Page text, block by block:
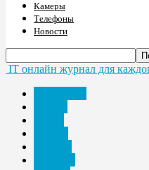
Камеры
Телефоны
Новости
IT онлайн журнал для